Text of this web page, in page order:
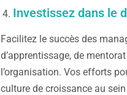
Investissez dans le
Facilitez le succès des
d’apprentissage, de
l’organisation. Vos efforts
culture de croissance au